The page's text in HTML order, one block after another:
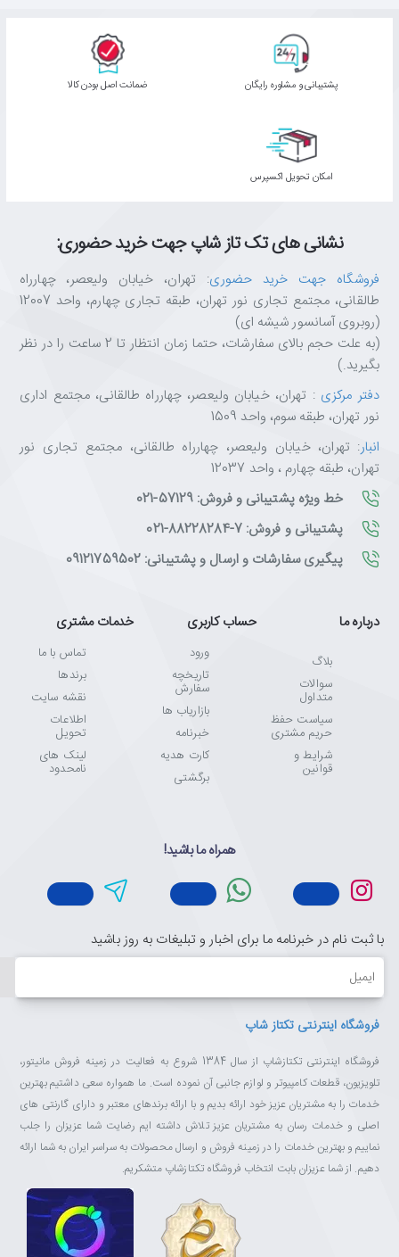
پشتیبانی و مشاوره رایگان ﺿﻤﺎﻧﺖ اﺻﻞ ﺑﻮدن ﮐﺎﻟﺎ
اﻣﮑﺎن ﺗﺤﻮﯾﻞ اﮐﺴﭙﺮس
نشانی های تک تاز شاپ جهت خرید حضوری:
فروشگاه جهت خرید حضوری: تهران، خیابان ولیعصر، چهارراه
طالقانی، مجتمع تجاری نور تهران، طبقه تجاری چهارم، واحد 12007
(روبروی آسانسور شیشه ای)
(به علت حجم بالای سفارشات، حتما زمان انتظار تا 2 ساعت را در نظر
بگیرید.)
دفتر مرکزی : تهران، خیابان ولیعصر، چهارراه طالقانی، مجتمع اداری
نور تهران، طبقه سوم، واحد 1509
انبار: تهران، خیابان ولیعصر، چهارراه طالقانی، مجتمع تجاری نور
تهران، طبقه چهارم ، واحد 12037
خط ویژه پشتیبانی و فروش: 57129-021
پشتیبانی و فروش: 7-88228284-021
پیگیری سفارشات و ارسال و پشتیبانی: 09121759502
درباره ما
بلاگ
سوالات
متداول
سیاست حفظ
حریم مشتری
شرایط و
قوانین
حساب کاربری
ورود
تاریخچه
سفارش
بازاریاب ها
خبرنامه
کارت هدیه
برگشتی
خدمات مشتری
تماس با ما
برندها
نقشه سایت
اطلاعات
تحویل
لینک های
نامحدود
همراه ما باشید!
با ثبت نام در خبرنامه ما برای اخبار و تبلیغات به روز باشید
ایمیل
فروشگاه اینترنتی تکتاز شاپ
فروشگاه اینترنتی تکتازشاپ از سال 1384 شروع به فعالیت در زمینه فروش مانیتور،
تلویزیون، قطعات کامپیوتر و لوازم جانبی آن نموده است. ما همواره سعی داشتیم بهترین
خدمات را به مشتریان عزیز خود ارائه بدیم و با ارائه برندهای معتبر و دارای گارنتی های
اصلی و خدمات رسان به مشتریان عزیز تلاش داشته ایم رضایت شما عزیزان را جلب
نماییم و بهترین خدمات را در زمینه فروش و ارسال محصولات به سراسر ایران به شما ارائه
دهیم. از شما عزیزان بابت انتخاب فروشگاه تکتازشاپ متشکریم.